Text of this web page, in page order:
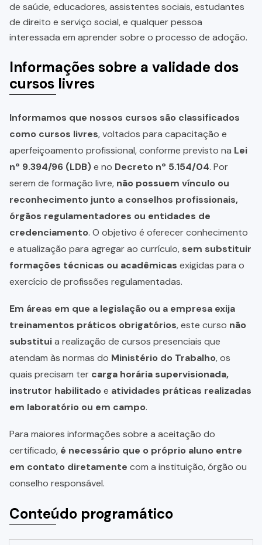
de saúde, educadores, assistentes sociais, estudantes
de direito e serviço social, e qualquer pessoa
interessada em aprender sobre o processo de adoção.
Informações sobre a validade dos
cursos livres
Informamos que nossos cursos são classificados
como cursos livres, voltados para capacitação e
aperfeiçoamento profissional, conforme previsto na Lei
nº 9.394/96 (LDB)e no Decreto nº 5.154/04. Por
serem de formação livre, não possuem vínculo ou
reconhecimento junto a conselhos profissionais,
órgãos regulamentadores ou entidades de
credenciamento. O objetivo é oferecer conhecimento
e atualização para agregar ao currículo, sem substituir
formações técnicas ou acadêmicas exigidas para o
exercício de profissões regulamentadas.
Em áreas em que a legislação ou a empresa exija
treinamentos práticos obrigatórios, este curso não
substituia realização de cursos presenciais que
atendam às normas do Ministério do Trabalho, os
quais precisam ter carga horária supervisionada,
instrutor habilitadoe atividades práticas realizadas
em laboratório ou em campo.
Para maiores informações sobre a aceitação do
certificado, é necessário que o próprio aluno entre
em contato diretamente com a instituição, órgão ou
conselho responsável.
Conteúdo programático